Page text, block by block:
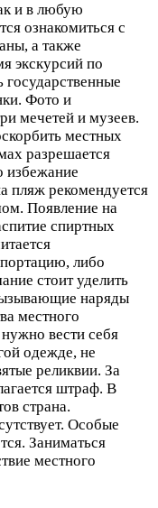
и в любую
ознакомиться с
а также
экскурсий по
Фото и
мечетей и музеев.
местных
разрешается
избежание
пляж рекомендуется
Появление на
спиртных
либо
стоит уделить
наряды
местного
вести себя
одежде, не
реликвии. За
штраф. В
страна.
Особые
Заниматься
местного